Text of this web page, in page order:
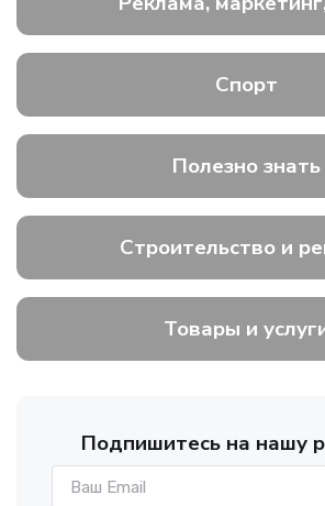
Спорт
Полезно знать
Строительство и
Товары и
Подпишитесь на нашу